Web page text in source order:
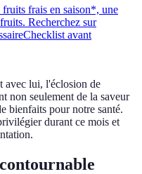
frais en saison*, une
Recherchez sur
Checklist avant
avec lui, l'éclosion de
non seulement de la saveur
bienfaits pour notre santé.
durant ce mois et